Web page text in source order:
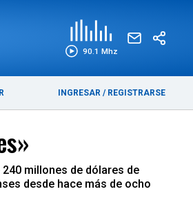
90.1 Mhz
INGRESAR / REGISTRARSE
millones de dólares de
desde hace más de ocho